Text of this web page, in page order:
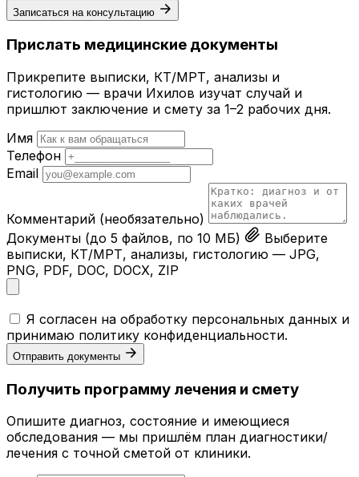
Записаться на консультацию
Прислать медицинские документы
Прикрепите выписки, КТ/МРТ, анализы и
гистологию — врачи Ихилов изучат случай и
пришлют заключение и смету за 1–2 рабочих дня.
Имя
Телефон
Email
Комментарий (необязательно)
Документы (до 5 файлов, по 10 МБ)
Выберите
выписки, КТ/МРТ, анализы, гистологию — JPG,
PNG, PDF, DOC, DOCX, ZIP
Я согласен на обработку персональных данных и
принимаю политику конфиденциальности.
Отправить документы
Получить программу лечения и смету
Опишите диагноз, состояние и имеющиеся
обследования — мы пришлём план диагностики/
лечения с точной сметой от клиники.